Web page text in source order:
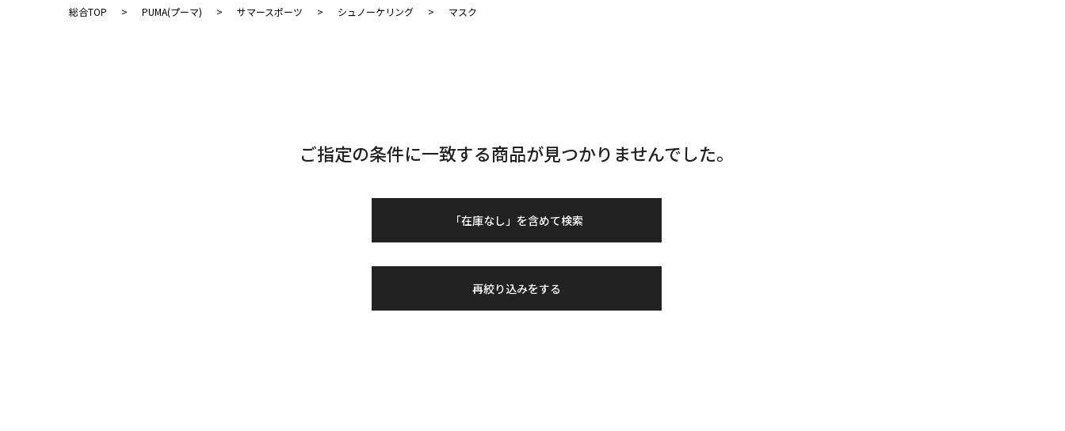
総合TOP > PUMA(プーマ) > サマースポーツ > シュノーケリング > マスク
ご指定の条件に一致する商品が見つかりませんでした。
「在庫なし」を含めて検索
再絞り込みをする